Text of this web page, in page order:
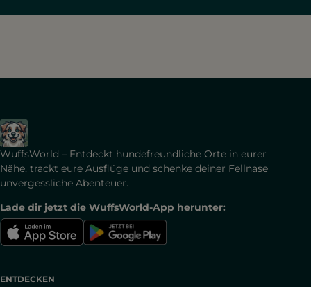
WuffsWorld – Entdeckt hundefreundliche Orte in eurer
Nähe, trackt eure Ausflüge und schenke deiner Fellnase
unvergessliche Abenteuer.
Lade dir jetzt die WuffsWorld-App herunter:
ENTDECKEN